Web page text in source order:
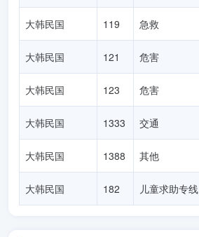
大韩民国 119 急救
大韩民国 121 危害
大韩民国 123 危害
大韩民国 1333 交通
大韩民国 1388 其他
大韩民国 182 儿童求助专线